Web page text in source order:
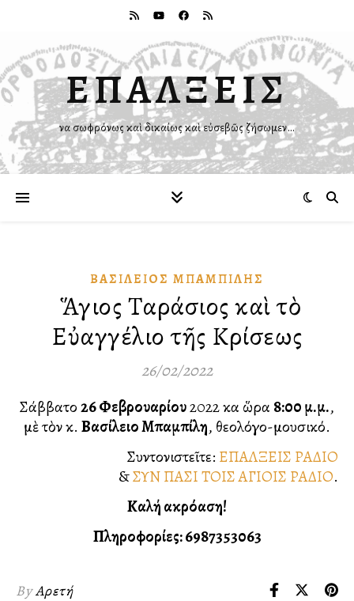
ΕΠΑΛΞΕΙΣ
Ἵνα σωφρόνως καὶ δικαίως καὶ εὐσεβῶς ζήσωμεν…
ΒΑΣΊΛΕΙΟΣ ΜΠΑΜΠΊΛΗΣ
Ὁ Ἅγιος Ταράσιος καὶ τὸ
Εὐαγγέλιο τῆς Κρίσεως
26/02/2022
Σάββατο26 Φεβρουαρίου2022 καὶ ὥρα 8:00 μ.μ.,
μὲ τὸν κ. Βασίλειο Μπαμπίλη, θεολόγο-μουσικό.
Συντονιστεῖτε: ΕΠΑΛΞΕΙΣ ΡΑΔΙΟ
&ΣΥΝ ΠΑΣΙ ΤΟΙΣ ΑΓΙΟΙΣ ΡΑΔΙΟ.
Καλή ακρόαση!
Πληροφορίες: 6987353063
ByΑρετή